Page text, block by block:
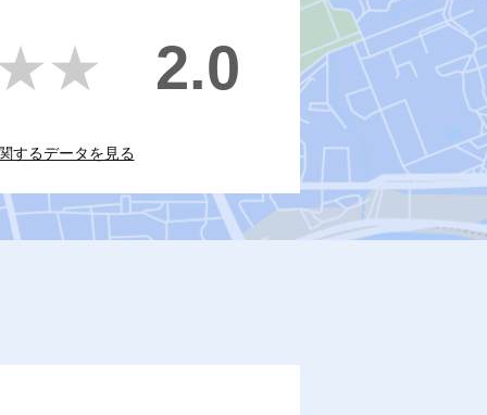
2.0
するデータを見る